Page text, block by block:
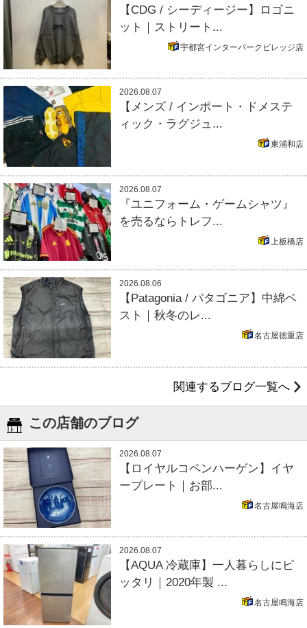
【CDG / シーディージー】ロゴニ
ット｜ストリート...
宇都宮インターパークビレッジ店
2026.08.07
【メンズ / インポート・ドメステ
ィック・ラグジュ...
東浦和店
2026.08.07
『ユニフォーム・ゲームシャツ』
を売るならトレフ...
上板橋店
2026.08.06
【Patagonia / パタゴニア】中綿ベ
スト｜秋冬のレ...
名古屋徳重店
関連するブログ一覧へ
この店舗のブログ
2026.08.07
【ロイヤルコペンハーゲン】イヤ
ープレート｜お部...
名古屋鳴海店
2026.08.07
【AQUA 冷蔵庫】一人暮らしにピ
ッタリ｜2020年製 ...
名古屋鳴海店